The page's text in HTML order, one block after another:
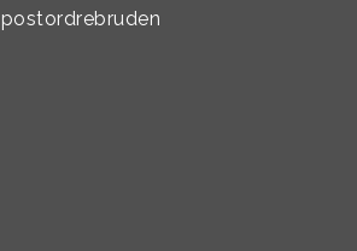
postordrebruden